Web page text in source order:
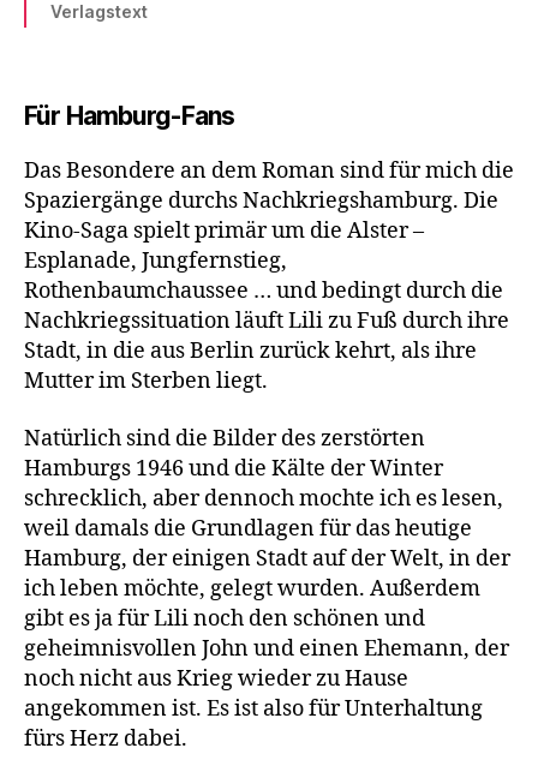
Verlagstext
Für Hamburg-Fans
Das Besondere an dem Roman sind für mich die
Spaziergänge durchs Nachkriegshamburg. Die
Kino-Saga spielt primär um die Alster –
Esplanade, Jungfernstieg,
Rothenbaumchaussee … und bedingt durch die
Nachkriegssituation läuft Lili zu Fuß durch ihre
Stadt, in die aus Berlin zurück kehrt, als ihre
Mutter im Sterben liegt.
Natürlich sind die Bilder des zerstörten
Hamburgs 1946 und die Kälte der Winter
schrecklich, aber dennoch mochte ich es lesen,
weil damals die Grundlagen für das heutige
Hamburg, der einigen Stadt auf der Welt, in der
ich leben möchte, gelegt wurden. Außerdem
gibt es ja für Lili noch den schönen und
geheimnisvollen John und einen Ehemann, der
noch nicht aus Krieg wieder zu Hause
angekommen ist. Es ist also für Unterhaltung
fürs Herz dabei.